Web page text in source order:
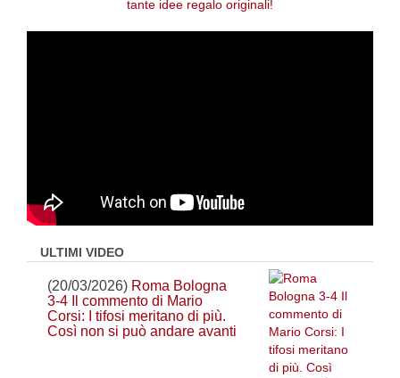
ULTIMI VIDEO
(20/03/2026) Roma Bologna
3-4 Il commento di Mario
Corsi: I tifosi meritano di più.
Così non si può andare avanti